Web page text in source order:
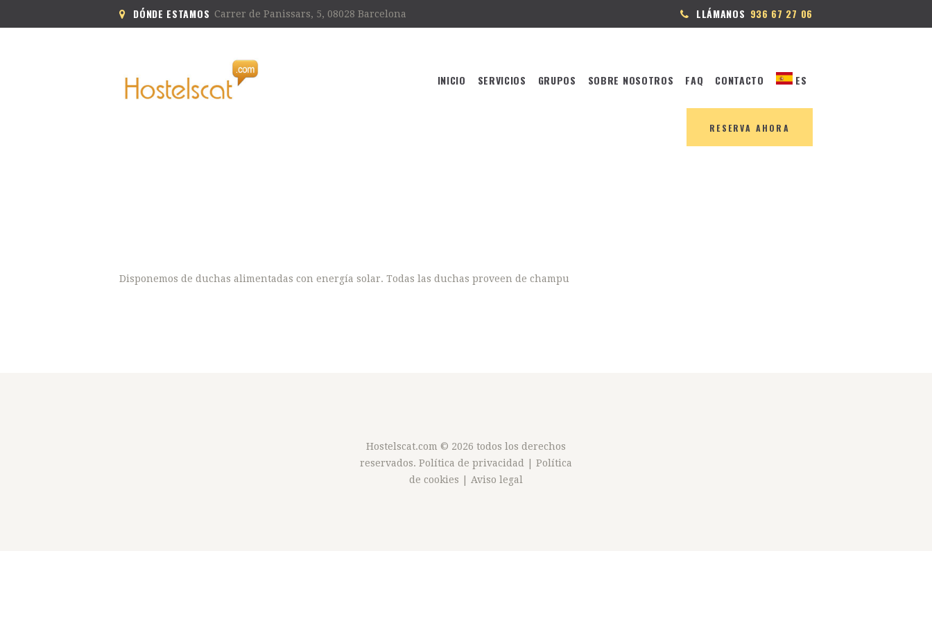
DÓNDE ESTAMOS Carrer de Panissars, 5, 08028 Barcelona LLÁMANOS 936 67 27 06
INICIO SERVICIOS GRUPOS SOBRE NOSOTROS FAQ CONTACTO ES
RESERVA AHORA
CONTACTO
Disponemos de duchas alimentadas con energía solar. Todas las duchas proveen de champu
Hostelscat.com © 2026 todos los derechos
reservados. Política de privacidad | Política
de cookies | Aviso legal